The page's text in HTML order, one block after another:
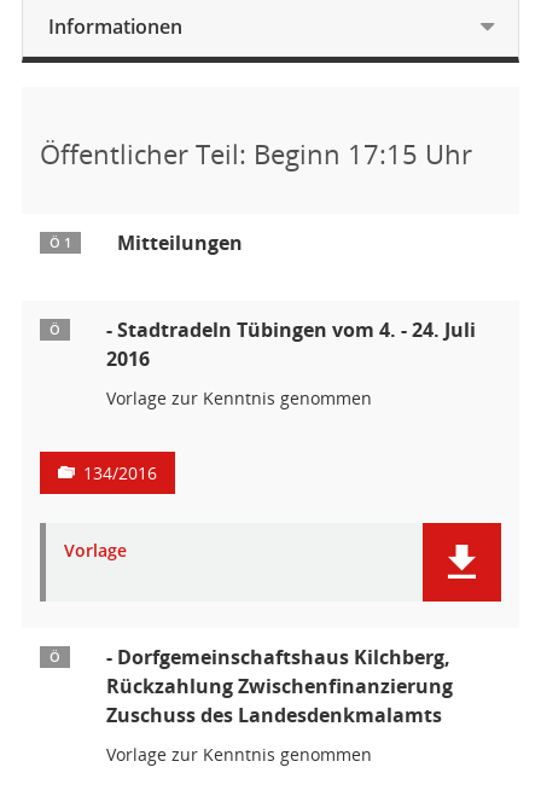
Informationen
Öffentlicher Teil: Beginn 17:15 Uhr
Ö 1 Mitteilungen
Ö
- Stadtradeln Tübingen vom 4. - 24. Juli
2016
Vorlage zur Kenntnis genommen
134/2016
Vorlage
Ö
- Dorfgemeinschaftshaus Kilchberg,
Rückzahlung Zwischenfinanzierung
Zuschuss des Landesdenkmalamts
Vorlage zur Kenntnis genommen